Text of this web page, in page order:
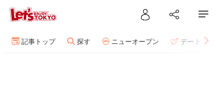
記事トップ 探す ニューオープン デート